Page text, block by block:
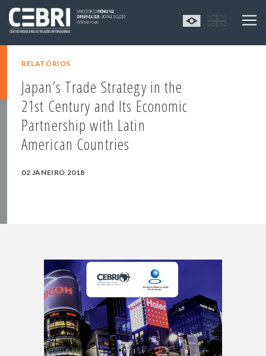
RELATÓRIOS
Japan’s Trade Strategy in the
21st Century and Its Economic
Partnership with Latin
American Countries
02 JANEIRO 2018